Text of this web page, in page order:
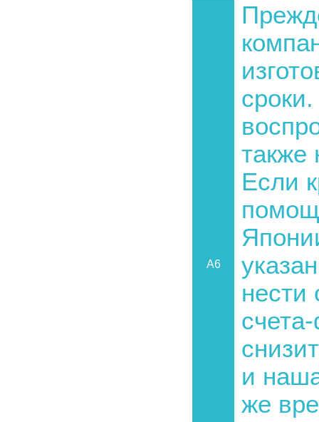
A6
также
Если
нести
и
же